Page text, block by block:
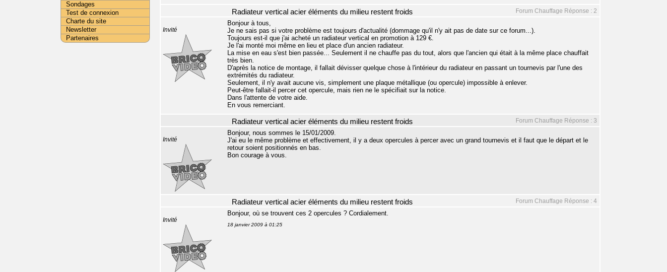
Forum Chauffage Réponse : 2
Radiateur vertical acier éléments du milieu restent froids
Invité
Bonjour à tous,
Je ne sais pas si votre problème est toujours d'actualité (dommage qu'il n'y ait pas de date sur ce forum...).
Toujours est-il que j'ai acheté un radiateur vertical en promotion à 129 €.
Je l'ai monté moi même en lieu et place d'un ancien radiateur.
La mise en eau s'est bien passée... Seulement il ne chauffe pas du tout, alors que l'ancien qui était à la même place chauffait
très bien.
D'après la notice de montage, il fallait dévisser quelque chose à l'intérieur du radiateur en passant un tournevis par l'une des
extrémités du radiateur.
Seulement, il n'y avait aucune vis, simplement une plaque métallique (ou opercule) impossible à enlever.
Peut-être fallait-il percer cet opercule, mais rien ne le spécifiait sur la notice.
Dans l'attente de votre aide.
En vous remerciant.
Forum Chauffage Réponse : 3
Radiateur vertical acier éléments du milieu restent froids
Invité
Bonjour, nous sommes le 15/01/2009.
J'ai eu le même problème et effectivement, il y a deux opercules à percer avec un grand tournevis et il faut que le départ et le
retour soient positionnés en bas.
Bon courage à vous.
Forum Chauffage Réponse : 4
Radiateur vertical acier éléments du milieu restent froids
Invité
Bonjour, où se trouvent ces 2 opercules ? Cordialement.
18 janvier 2009 à 01:25
Sondages
Test de connexion
Charte du site
Newsletter
Partenaires